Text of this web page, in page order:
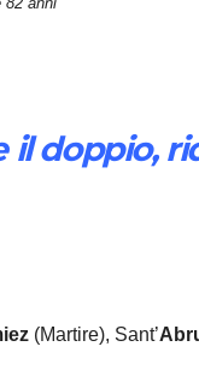
doppio,
(Martire), Sant’